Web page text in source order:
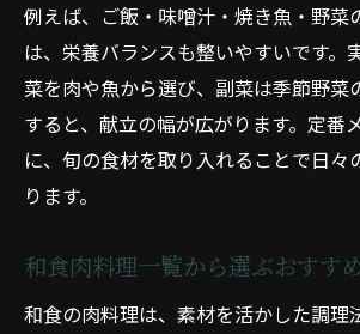
例えば、ご飯・味噌汁・焼き魚・野菜
は、栄養バランスも整いやすいです。
菜を肉や魚から選び、副菜は季節野菜
すると、献立の幅が広がります。定番
に、旬の食材を取り入れることで日々
ります。
和食肉料理一覧から選ぶおすす
和食の肉料理は、素材を活かした調理